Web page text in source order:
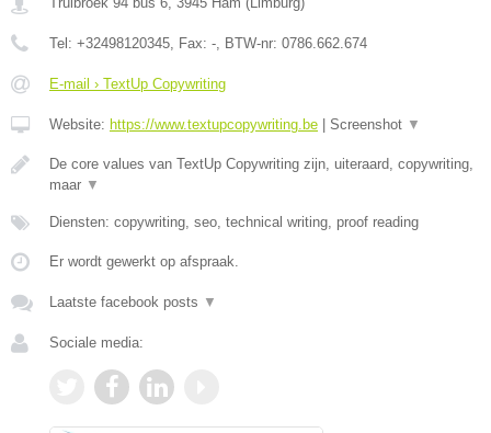
Tel: +32498120345, Fax: -, BTW-nr: 0786.662.674
E-mail › TextUp Copywriting
Website: https://www.textupcopywriting.be Screenshot ▼
De core values van TextUp Copywriting zijn, uiteraard, copywriting,
maar ▼
Diensten: copywriting, seo, technical writing, proof reading
Er wordt gewerkt op afspraak.
Laatste facebook posts ▼
Sociale media: